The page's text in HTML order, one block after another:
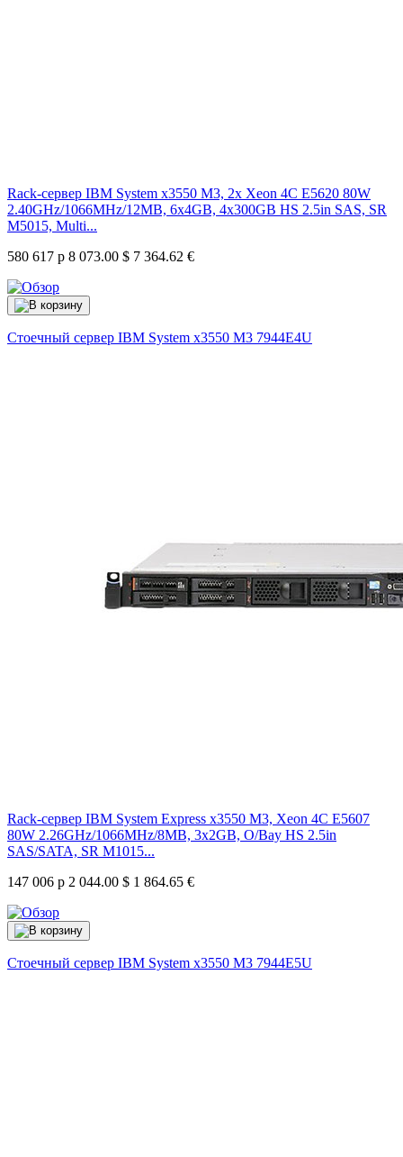
Rack-сервер IBM System x3550 M3, 2x Xeon 4C E5620 80W
2.40GHz/1066MHz/12MB, 6x4GB, 4x300GB HS 2.5in SAS, SR
M5015, Multi...
580 617 р 8 073.00 $ 7 364.62 €
Стоечный сервер IBM System x3550 M3 7944E4U
Rack-сервер IBM System Express x3550 M3, Xeon 4C E5607
80W 2.26GHz/1066MHz/8MB, 3x2GB, O/Bay HS 2.5in
SAS/SATA, SR M1015...
147 006 р 2 044.00 $ 1 864.65 €
Стоечный сервер IBM System x3550 M3 7944E5U